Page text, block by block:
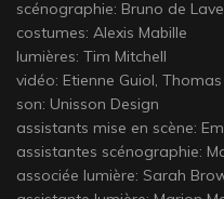
scénographie: Bruno de
costumes: Alexis Mabille
lumières: Tim Mitchell
vidéo: Etienne Guiol,
son: Unisson Design
assistants mise en scène:
assistantes scénographie:
associée lumière: Sarah